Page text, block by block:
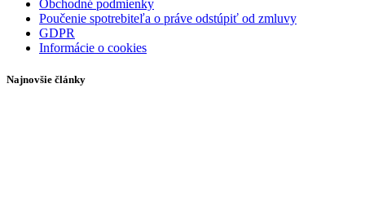
Obchodné podmienky
Poučenie spotrebiteľa o práve odstúpiť od zmluvy
GDPR
Informácie o cookies
Najnovšie články